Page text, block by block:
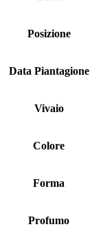
Posizione
Data Piantagione
Vivaio
Colore
Forma
Profumo